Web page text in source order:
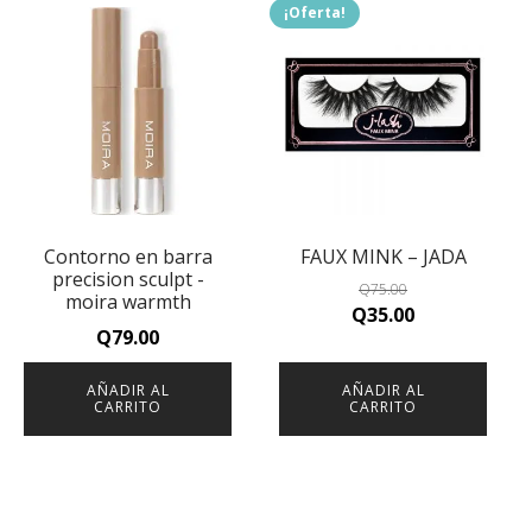
Contorno en barra
precision sculpt -
moira warmth
Q79.00
AÑADIR AL
CARRITO
¡Oferta!
FAUX MINK – JADA
Q75.00
Original
Q75.00.
Q35.00Current
Q35.00.
AÑADIR AL
CARRITO